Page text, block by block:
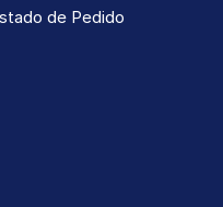
de Pedido